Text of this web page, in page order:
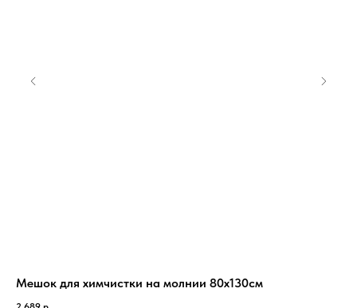
Мешок для химчистки на молнии 80х130см